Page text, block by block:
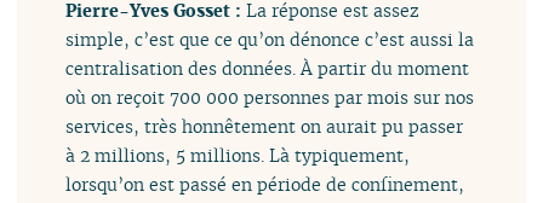
Pierre-Yves Gosset :La réponse est assez
simple, c’est que ce qu’on dénonce c’est aussi la
centralisation des données. À partir du moment
où on reçoit 700 000 personnes par mois sur nos
services, très honnêtement on aurait pu passer
à 2 millions, 5 millions. Là typiquement,
lorsqu’on est passé en période de confinement,